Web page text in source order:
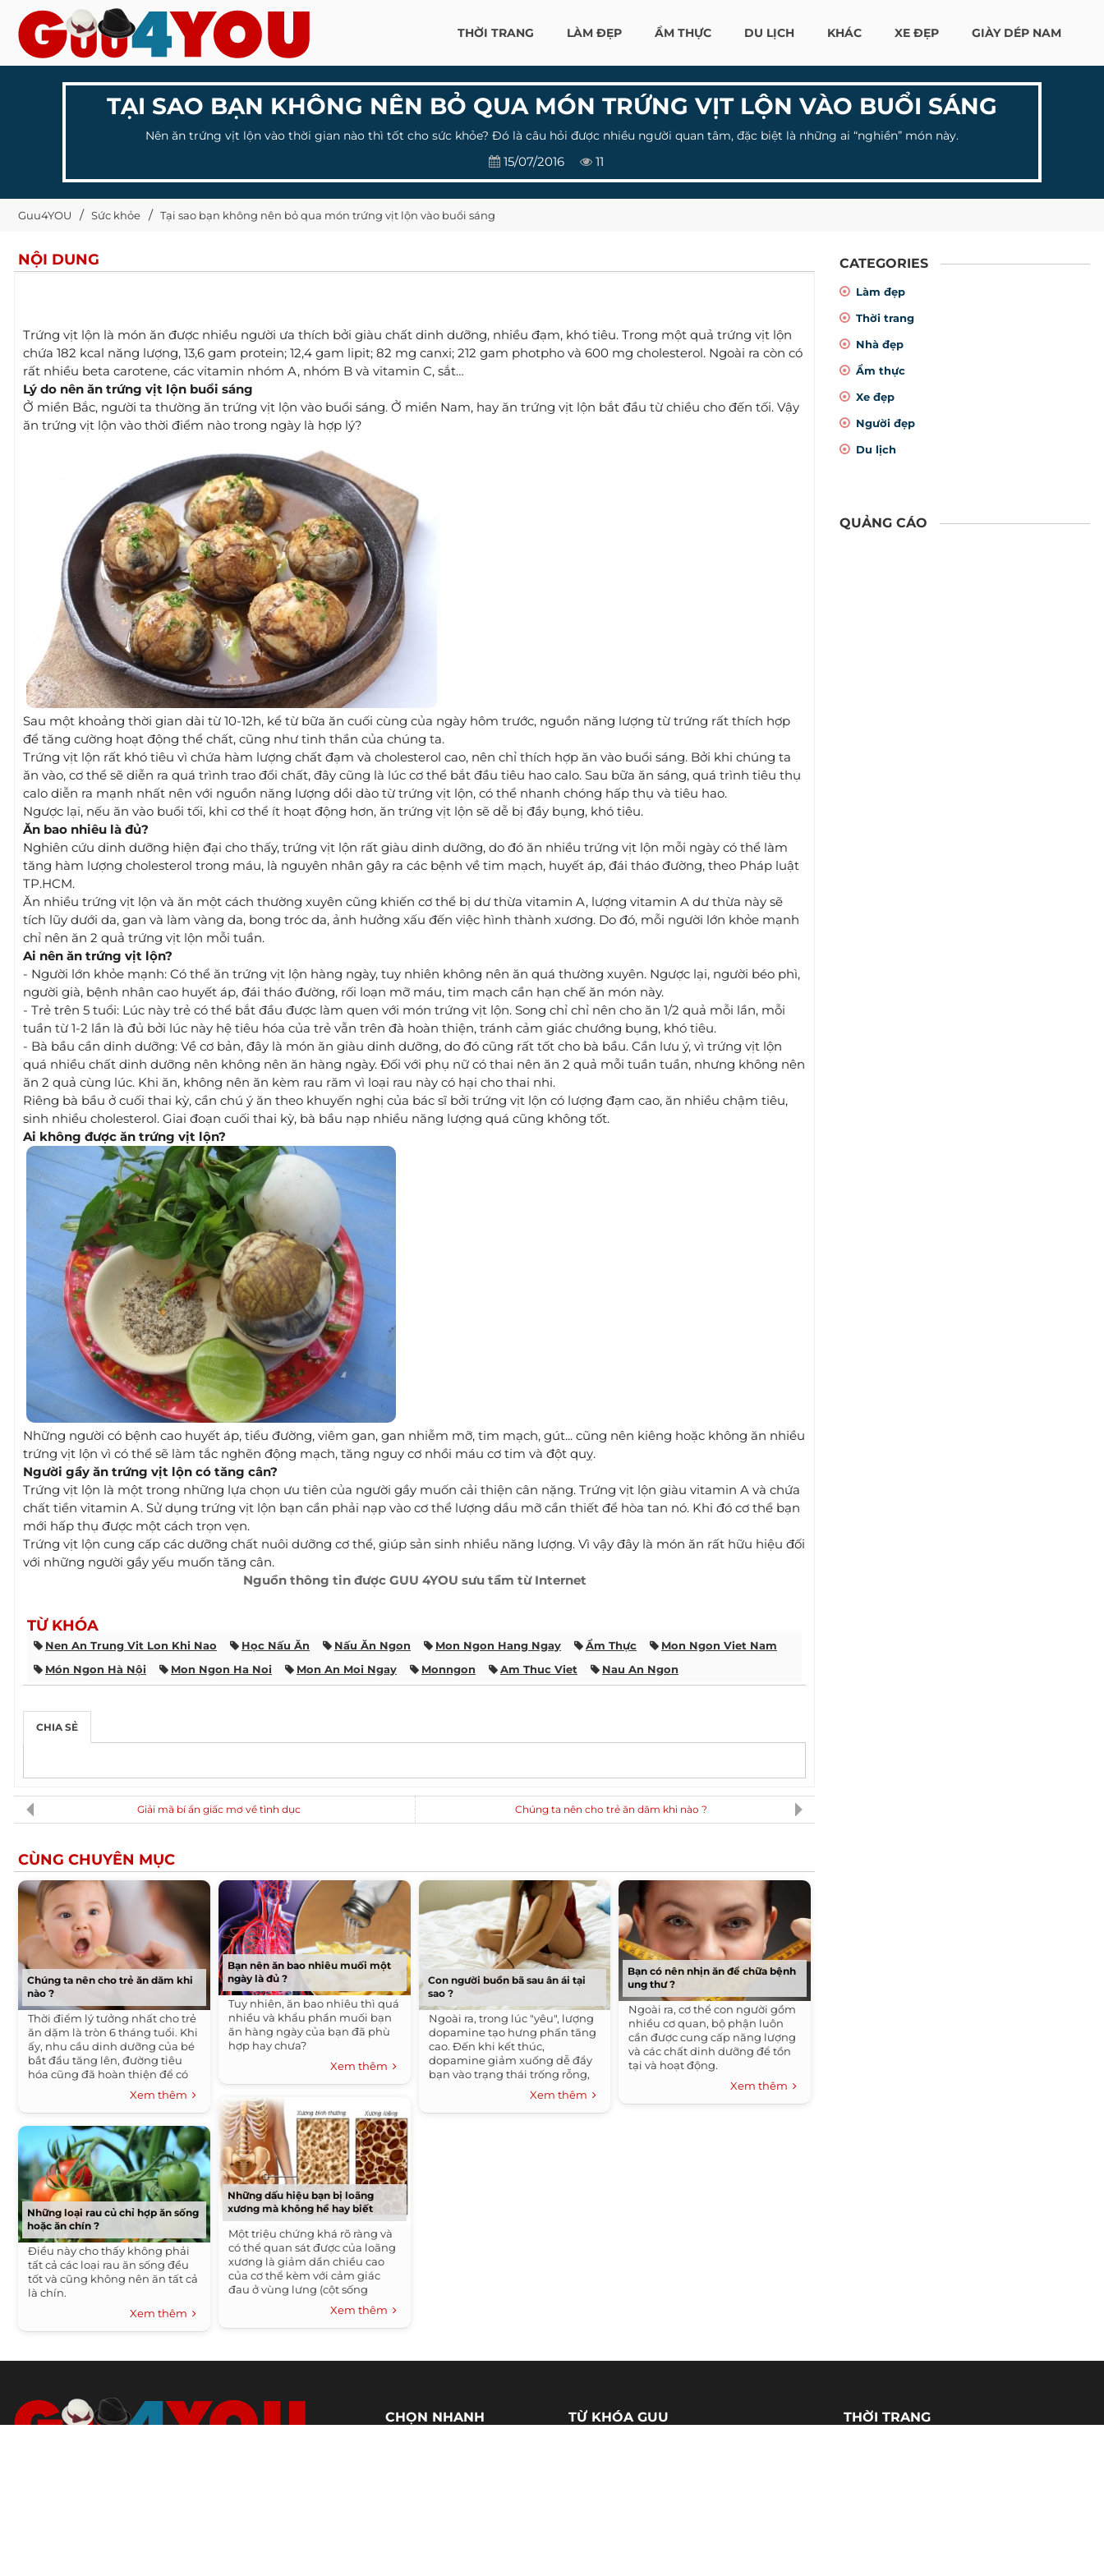
THỜI TRANG LÀM ĐẸP ẨM THỰC DU LỊCH KHÁC XE ĐẸP GIÀY DÉP NAM
TẠI SAO BẠN KHÔNG NÊN BỎ QUA MÓN TRỨNG VỊT LỘN VÀO BUỔI SÁNG
Nên ăn trứng vịt lộn vào thời gian nào thì tốt cho sức khỏe? Đó là câu hỏi được nhiều người quan tâm, đặc biệt là những ai “nghiền” món này.
15/07/2016 11
Guu4YOU Sức khỏe Tại sao bạn không nên bỏ qua món trứng vịt lộn vào buổi sáng
NỘI DUNG
Trứng vịt lộn là món ăn được nhiều người ưa thích bởi giàu chất dinh dưỡng, nhiều đạm, khó tiêu. Trong một quả trứng vịt lộn
chứa 182 kcal năng lượng, 13,6 gam protein; 12,4 gam lipit; 82 mg canxi; 212 gam photpho và 600 mg cholesterol. Ngoài ra còn có
rất nhiều beta carotene, các vitamin nhóm A, nhóm B và vitamin C, sắt…
Lý do nên ăn trứng vịt lộn buổi sáng
Ở miền Bắc, người ta thường ăn trứng vịt lộn vào buổi sáng. Ở miền Nam, hay ăn trứng vịt lộn bắt đầu từ chiều cho đến tối. Vậy
ăn trứng vịt lộn vào thời điểm nào trong ngày là hợp lý?
Sau một khoảng thời gian dài từ 10-12h, kể từ bữa ăn cuối cùng của ngày hôm trước, nguồn năng lượng từ trứng rất thích hợp
để tăng cường hoạt động thể chất, cũng như tinh thần của chúng ta.
Trứng vịt lộn rất khó tiêu vì chứa hàm lượng chất đạm và cholesterol cao, nên chỉ thích hợp ăn vào buổi sáng. Bởi khi chúng ta
ăn vào, cơ thể sẽ diễn ra quá trình trao đổi chất, đây cũng là lúc cơ thể bắt đầu tiêu hao calo. Sau bữa ăn sáng, quá trình tiêu thụ
calo diễn ra mạnh nhất nên với nguồn năng lượng dồi dào từ trứng vịt lộn, có thể nhanh chóng hấp thụ và tiêu hao.
Ngược lại, nếu ăn vào buổi tối, khi cơ thể ít hoạt động hơn, ăn trứng vịt lộn sẽ dễ bị đầy bụng, khó tiêu.
Ăn bao nhiêu là đủ?
Nghiên cứu dinh dưỡng hiện đại cho thấy, trứng vịt lộn rất giàu dinh dưỡng, do đó ăn nhiều trứng vịt lộn mỗi ngày có thể làm
tăng hàm lượng cholesterol trong máu, là nguyên nhân gây ra các bệnh về tim mạch, huyết áp, đái tháo đường, theo Pháp luật
TP.HCM.
Ăn nhiều trứng vịt lộn và ăn một cách thường xuyên cũng khiến cơ thể bị dư thừa vitamin A, lượng vitamin A dư thừa này sẽ
tích lũy dưới da, gan và làm vàng da, bong tróc da, ảnh hưởng xấu đến việc hình thành xương. Do đó, mỗi người lớn khỏe mạnh
chỉ nên ăn 2 quả trứng vịt lộn mỗi tuần.
Ai nên ăn trứng vịt lộn?
- Người lớn khỏe mạnh: Có thể ăn trứng vịt lộn hàng ngày, tuy nhiên không nên ăn quá thường xuyên. Ngược lại, người béo phì,
người già, bệnh nhân cao huyết áp, đái tháo đường, rối loạn mỡ máu, tim mạch cần hạn chế ăn món này.
- Trẻ trên 5 tuổi: Lúc này trẻ có thể bắt đầu được làm quen với món trứng vịt lộn. Song chỉ chỉ nên cho ăn 1/2 quả mỗi lần, mỗi
tuần từ 1-2 lần là đủ bởi lúc này hệ tiêu hóa của trẻ vẫn trên đà hoàn thiện, tránh cảm giác chướng bụng, khó tiêu.
- Bà bầu cần dinh dưỡng: Về cơ bản, đây là món ăn giàu dinh dưỡng, do đó cũng rất tốt cho bà bầu. Cần lưu ý, vì trứng vịt lộn
quá nhiều chất dinh dưỡng nên không nên ăn hàng ngày. Đối với phụ nữ có thai nên ăn 2 quả mỗi tuần tuần, nhưng không nên
ăn 2 quả cùng lúc. Khi ăn, không nên ăn kèm rau răm vì loại rau này có hại cho thai nhi.
Riêng bà bầu ở cuối thai kỳ, cần chú ý ăn theo khuyến nghị của bác sĩ bởi trứng vịt lộn có lượng đạm cao, ăn nhiều chậm tiêu,
sinh nhiều cholesterol. Giai đoạn cuối thai kỳ, bà bầu nạp nhiều năng lượng quá cũng không tốt.
Ai không được ăn trứng vịt lộn?
Những người có bệnh cao huyết áp, tiểu đường, viêm gan, gan nhiễm mỡ, tim mạch, gút... cũng nên kiêng hoặc không ăn nhiều
trứng vịt lộn vì có thể sẽ làm tắc nghẽn động mạch, tăng nguy cơ nhồi máu cơ tim và đột quỵ.
Người gầy ăn trứng vịt lộn có tăng cân?
Trứng vịt lộn là một trong những lựa chọn ưu tiên của người gầy muốn cải thiện cân nặng. Trứng vịt lộn giàu vitamin A và chứa
chất tiền vitamin A. Sử dụng trứng vịt lộn bạn cần phải nạp vào cơ thể lượng dầu mỡ cần thiết để hòa tan nó. Khi đó cơ thể bạn
mới hấp thụ được một cách trọn vẹn.
Trứng vịt lộn cung cấp các dưỡng chất nuôi dưỡng cơ thể, giúp sản sinh nhiều năng lượng. Vì vậy đây là món ăn rất hữu hiệu đối
với những người gầy yếu muốn tăng cân.
Nguồn thông tin được GUU 4YOU sưu tầm từ Internet
TỪ KHÓA
Nen An Trung Vit Lon Khi Nao Học Nấu Ăn Nấu Ăn Ngon Mon Ngon Hang Ngay Ẩm Thực
Mon Ngon Viet Nam
Món Ngon Hà Nội
Mon Ngon Ha Noi Mon An Moi Ngay Monngon Am Thuc Viet Nau An Ngon
CHIA SẺ
Giải mã bí ẩn giấc mơ về tình dục Chúng ta nên cho trẻ ăn dăm khi nào ?
CÙNG CHUYÊN MỤC
Chúng ta nên cho trẻ ăn dăm khi
nào ?
Thời điểm lý tưởng nhất cho trẻ
ăn dặm là tròn 6 tháng tuổi. Khi
ấy, nhu cầu dinh dưỡng của bé
bắt đầu tăng lên, đường tiêu
hóa cũng đã hoàn thiện để có
thể dung nạp các loại thực
phẩm phức tạp hơn sữa mẹ.
Xem thêm
Những loại rau củ chỉ hợp ăn sống
hoặc ăn chín ?
Điều này cho thấy không phải
tất cả các loại rau ăn sống đều
tốt và cũng không nên ăn tất cả
là chín.
Xem thêm
Bạn nên ăn bao nhiêu muối một
ngày là đủ ?
Tuy nhiên, ăn bao nhiêu thì quá
nhiều và khẩu phần muối bạn
ăn hàng ngày của bạn đã phù
hợp hay chưa?
Xem thêm
Những dấu hiệu bạn bị loãng
xương mà không hề hay biết
Một triệu chứng khá rõ ràng và
có thể quan sát được của loãng
xương là giảm dần chiều cao
của cơ thể kèm với cảm giác
đau ở vùng lưng (cột sống
ngực) và thắt lưng. Khi nặng
hơn sẽ thấy gù lưng và dáng đi
khòm.
Xem thêm
Con người buồn bã sau ân ái tại
sao ?
Ngoài ra, trong lúc "yêu", lượng
dopamine tạo hưng phấn tăng
cao. Đến khi kết thúc,
dopamine giảm xuống dễ đẩy
bạn vào trạng thái trống rỗng,
Xem thêm
Bạn có nên nhịn ăn để chữa bệnh
ung thư ?
Ngoài ra, cơ thể con người gồm
nhiều cơ quan, bộ phận luôn
cần được cung cấp năng lượng
và các chất dinh dưỡng để tồn
tại và hoạt động.
Xem thêm
CATEGORIES
Làm đẹp
Thời trang
Nhà đẹp
Ẩm thực
Xe đẹp
Người đẹp
Du lịch
QUẢNG CÁO
CHỌN NHANH
TỪ KHÓA GUU
THỜI TRANG